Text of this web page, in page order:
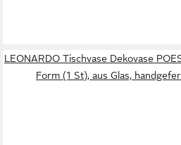
LEONARDO Tischvase Dekovase
Form (1 St), aus Glas,